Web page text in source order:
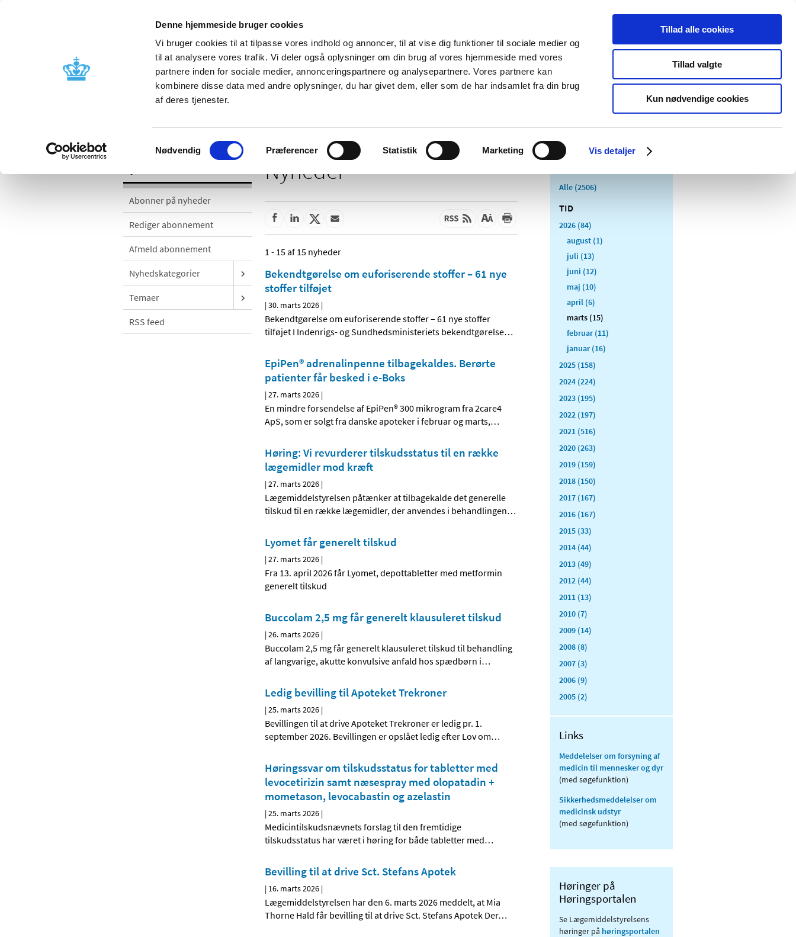
Denne hjemmeside bruger cookies
Vi bruger cookies til at tilpasse vores indhold og annoncer, til at vise dig funktioner til sociale medier og
til at analysere vores trafik. Vi deler også oplysninger om din brug af vores hjemmeside med vores
partnere inden for sociale medier, annonceringspartnere og analysepartnere. Vores partnere kan
kombinere disse data med andre oplysninger, du har givet dem, eller som de har indsamlet fra din brug
af deres tjenester.
Samtykkevalg
Nødvendig Præferencer Statistik Marketing Vis detaljer
Tillad alle cookies
Tillad valgte
Kun nødvendige cookies
Nyheder Om os Kontakt Udgivelser
Godkendelse og
Bivirkninger og
produktinformation
Tilskud og
Apoteker og salg af
Medicinsk
Særlige
produktområder
Abonner på nyheder
Rediger abonnement
Afmeld abonnement
Nyhedskategorier
Temaer
RSS feed
Nyheder
1 - 15 af 15 nyheder
Bekendtgørelse om euforiserende stoffer – 61 nye
stoffer tilføjet
|30. marts 2026 |
Bekendtgørelse om euforiserende stoffer – 61 nye stoffer
tilføjet I Indenrigs- og Sundhedsministeriets bekendtgørelse…
EpiPen® adrenalinpenne tilbagekaldes. Berørte
patienter får besked i e-Boks
|27. marts 2026 |
En mindre forsendelse af EpiPen® 300 mikrogram fra 2care4
ApS, som er solgt fra danske apoteker i februar og marts,…
Høring: Vi revurderer tilskudsstatus til en række
lægemidler mod kræft
|27. marts 2026 |
Lægemiddelstyrelsen påtænker at tilbagekalde det generelle
tilskud til en række lægemidler, der anvendes i behandlingen…
Lyomet får generelt tilskud
|27. marts 2026 |
Fra 13. april 2026 får Lyomet, depottabletter med metformin
generelt tilskud
Buccolam 2,5 mg får generelt klausuleret tilskud
|26. marts 2026 |
Buccolam 2,5 mg får generelt klausuleret tilskud til behandling
af langvarige, akutte konvulsive anfald hos spædbørn i…
Ledig bevilling til Apoteket Trekroner
|25. marts 2026 |
Bevillingen til at drive Apoteket Trekroner er ledig pr. 1.
september 2026. Bevillingen er opslået ledig efter Lov om…
Høringssvar om tilskudsstatus for tabletter med
levocetirizin samt næsespray med olopatadin +
mometason, levocabastin og azelastin
|25. marts 2026 |
Medicintilskudsnævnets forslag til den fremtidige
tilskudsstatus har været i høring for både tabletter med…
Bevilling til at drive Sct. Stefans Apotek
| 16. marts 2026 |
Lægemiddelstyrelsen har den 6. marts 2026 meddelt, at Mia
Thorne Hald får bevilling til at drive Sct. Stefans Apotek Der…
Alle (2506)
TID
2026 (84)
august (1)
juli (13)
juni (12)
maj (10)
april (6)
marts (15)
februar (11)
januar (16)
2025 (158)
2024 (224)
2023 (195)
2022 (197)
2021 (516)
2020 (263)
2019 (159)
2018 (150)
2017 (167)
2016 (167)
2015 (33)
2014 (44)
2013 (49)
2012 (44)
2011 (13)
2010 (7)
2009 (14)
2008 (8)
2007 (3)
2006 (9)
2005 (2)
Links
Meddelelser om forsyning af
medicin til mennesker og dyr
(med søgefunktion)
Sikkerhedsmeddelelser om
medicinsk udstyr
(med søgefunktion)
Høringer på
Høringsportalen
Se Lægemiddelstyrelsens
høringer på høringsportalen